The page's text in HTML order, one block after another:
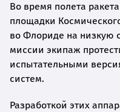
Во время полета
площадки
во Флориде на низкую
миссии экипаж
испытательными
систем.
Разработкой этих